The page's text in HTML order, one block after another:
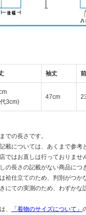
袖丈
3cm)
47cm
での長さです。
載については、あくまで参考
ではお直しは行っておりませ
の長さの記載がない商品につ
袷仕立てのため、判別がつか
にての実測のため、わずかな
、
「着物のサイズについて」